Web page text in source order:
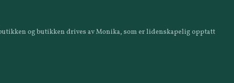
og butikken drives av Monika, som er lidenskapelig opptatt